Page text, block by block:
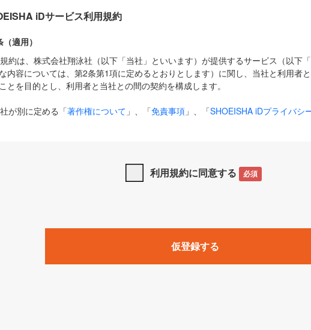
iDサービス利用規約
適用）
約は、株式会社翔泳社（以下「当社」といいます）が提供するサービス（以下
内容については、第2条第1項に定めるとおりとします）に関し、当社と利用者
とを目的とし、利用者と当社との間の契約を構成します。
が別に定める「著作権について 」、「免責事項 」、「SHOEISHA iDプライバシ
本規約の規定が優先して適用されるものとします。
本サービス」とは、当社が提供する以下のサービス（名称や内容が変更された場
す）及びこれらサービスに関連して当社が実施するイベントやキャンペーンをいい
」「SEShop」「CodeZine」「MarkeZine」「EnterpriseZine」「ECzine」
利用規約に同意する 必須
仮登録する